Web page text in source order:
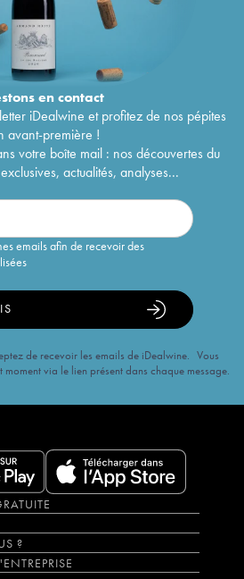
encontact
iDealwine et profitez de nos pépites
avant-première !
votre boîte mail : nos découvertes du
actualités, analyses...
emails afin de recevoir des
de recevoir les emails de iDealwine. Vous
via le lien présent dans chaque message.
?